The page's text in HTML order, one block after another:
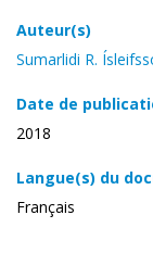
Auteur(s)
Sumarlidi R.
Date de
2018
Langue(s) du
Français